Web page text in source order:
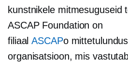
kunstnikele mitmesuguseid
ASCAP Foundation on
filiaalASCAPo
organisatsioon, mis